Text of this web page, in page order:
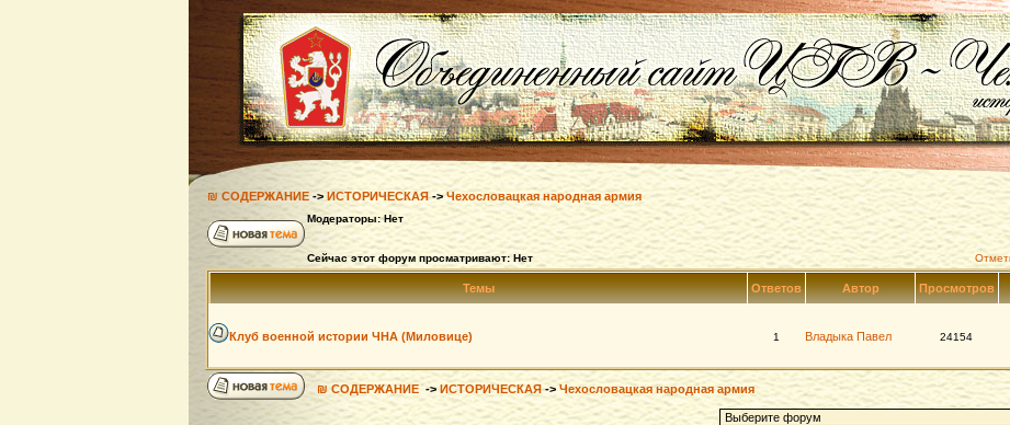
₪ СОДЕРЖАНИЕ-> ИСТОРИЧЕСКАЯ->Чехословацкая народная армия
Модераторы: Нет
Сейчас этот форум просматривают: Нет
Темы Ответов Автор Просмотров
Клуб военной истории ЧНА (Миловице) 1 Владыка Павел 24154
₪ СОДЕРЖАНИЕ-> ИСТОРИЧЕСКАЯ->Чехословацкая народная армия